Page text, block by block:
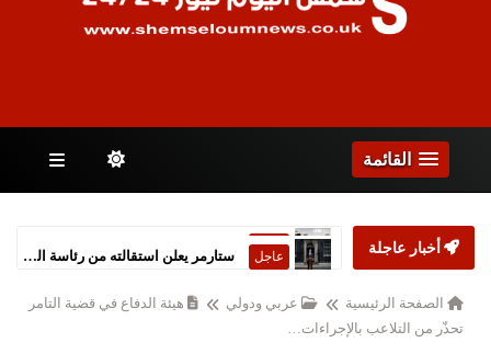
القائمة
أخبار عاجلة عاجل
الصفحة الرئيسية عربي ودولي
هيئة الدفاع في قضية التامر
تحذّر من التلاعب بالإجراءات…